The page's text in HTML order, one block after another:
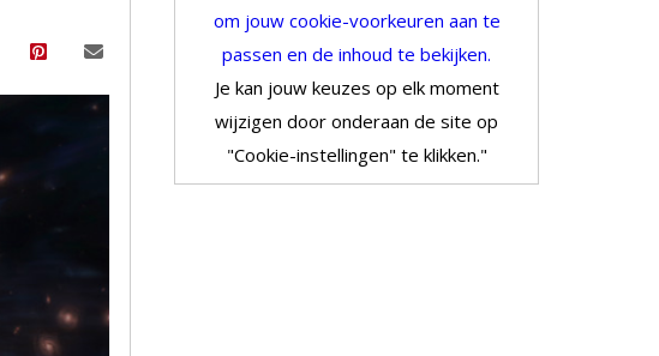
om jouw cookie-voorkeuren aan te
passen en de inhoud te bekijken.
Je kan jouw keuzes op elk moment
wijzigen door onderaan de site op
"Cookie-instellingen" te klikken."